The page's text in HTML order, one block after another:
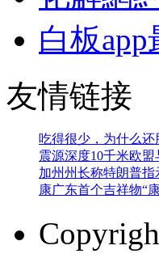
白板
友情链接
吃得很少，为什么还
震源深度10千米欧盟
加州州长称特朗普
康广东首个吉祥物“